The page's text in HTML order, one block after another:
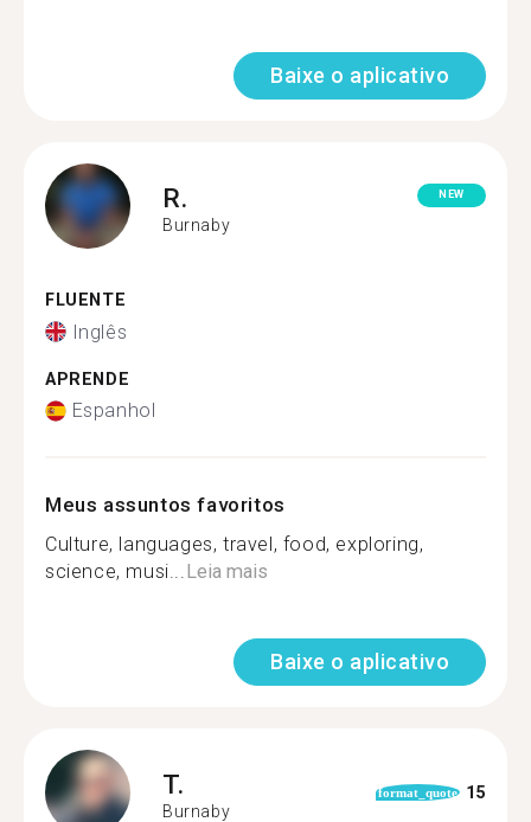
Baixe o aplicativo
R.
Burnaby
NEW
FLUENTE
Inglês
APRENDE
Espanhol
Meus assuntos favoritos
Culture, languages, travel, food, exploring,
science, musi...Leia mais
Baixe o aplicativo
T.
Burnaby
format_quote 15